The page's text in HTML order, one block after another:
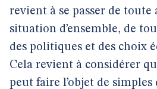
revient à se passer de toute
situation d’ensemble, de
des politiques et des choix
Cela revient à considérer
peut faire l’objet de simples